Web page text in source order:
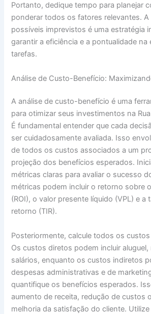
Portanto, dedique tempo para planejar
ponderar todos os fatores relevantes.
possíveis imprevistos é uma estratégia
garantir a eficiência e a pontualidade na
tarefas.
Análise de Custo-Benefício:
A análise de custo-benefício é uma
para otimizar seus investimentos na
É fundamental entender que cada
ser cuidadosamente avaliada. Isso
de todos os custos associados a um
projeção dos benefícios esperados.
métricas claras para avaliar o sucesso
métricas podem incluir o retorno sobre
(ROI), o valor presente líquido (VPL) e a
retorno (TIR).
Posteriormente, calcule todos os
Os custos diretos podem incluir aluguel,
salários, enquanto os custos indiretos
despesas administrativas e de
quantifique os benefícios esperados.
aumento de receita, redução de custos
melhoria da satisfação do cliente.